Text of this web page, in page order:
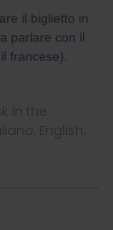
il biglietto in
parlare con il
francese).
in the
English.